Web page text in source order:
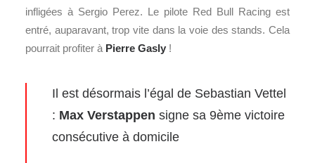
infligées à Sergio Perez. Le pilote Red Bull Racing est
entré, auparavant, trop vite dans la voie des stands. Cela
pourrait profiter à Pierre Gasly !
Il est désormais l’égal de Sebastian Vettel
: Max Verstappen signe sa 9ème victoire
consécutive à domicile